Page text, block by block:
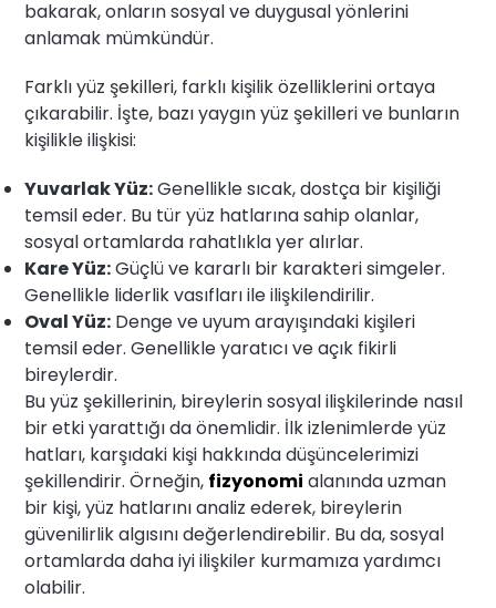
bakarak, onların sosyal ve duygusal yönlerini
anlamak mümkündür.
Farklı yüz şekilleri, farklı kişilik özelliklerini ortaya
çıkarabilir. İşte, bazı yaygın yüz şekilleri ve bunların
kişilikle ilişkisi:
Yuvarlak Yüz:Genellikle sıcak, dostça bir kişiliği
temsil eder. Bu tür yüz hatlarına sahip olanlar,
sosyal ortamlarda rahatlıkla yer alırlar.
Kare Yüz:Güçlü ve kararlı bir karakteri simgeler.
Genellikle liderlik vasıfları ile ilişkilendirilir.
Oval Yüz: Denge ve uyum arayışındaki kişileri
temsil eder. Genellikle yaratıcı ve açık fikirli
bireylerdir.
Bu yüz şekillerinin, bireylerin sosyal ilişkilerinde nasıl
bir etki yarattığı da önemlidir. İlk izlenimlerde yüz
hatları, karşıdaki kişi hakkında düşüncelerimizi
şekillendirir. Örneğin, fizyonomi alanında uzman
bir kişi, yüz hatlarını analiz ederek, bireylerin
güvenilirlik algısını değerlendirebilir. Bu da, sosyal
ortamlarda daha iyi ilişkiler kurmamıza yardımcı
olabilir.